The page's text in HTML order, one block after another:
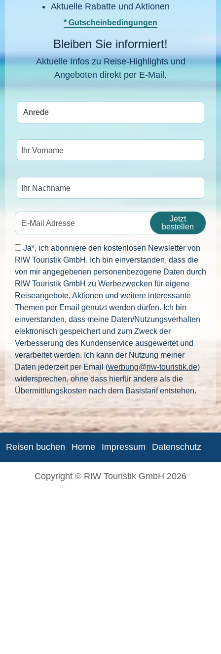
Bleiben Sie informiert!
Aktuelle Infos zu Reise-Highlights und
Angeboten direkt per E-Mail.
Ihr Vorname
Ihr Nachname
E-Mail Adresse
Jetzt
bestellen
Ja*, ich abonniere den kostenlosen Newsletter von
RIW Touristik GmbH. Ich bin einverstanden, dass die
von mir angegebenen personenbezogene Daten durch
RIW Touristik GmbH zu Werbezwecken für eigene
Reiseangebote, Aktionen und weitere interessante
Themen per Email genutzt werden dürfen. Ich bin
einverstanden, dass meine Daten/Nutzungsverhalten
elektronisch gespeichert und zum Zweck der
Verbesserung des Kundenservice ausgewertet und
verarbeitet werden. Ich kann der Nutzung meiner
Daten jederzeit per Email (werbung@riw-touristik.de)
widersprechen, ohne dass hierfür andere als die
Übermittlungskosten nach dem Basistarif entstehen.
Aktuelle Rabatte und Aktionen
* Gutscheinbedingungen
Reisen buchen Home Impressum Datenschutz
Copyright © RIW Touristik GmbH 2026